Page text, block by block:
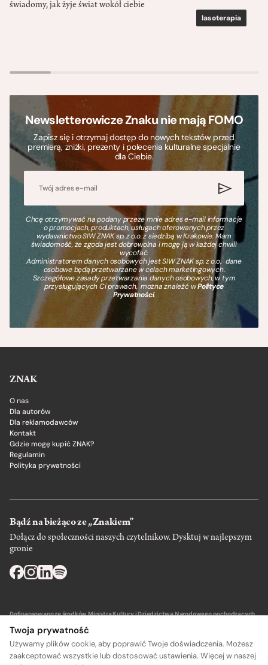
świadomy, jak żyje świat wokół ciebie
lasoterapia
Newsletterowicze Znaku nie mają FOMO
Zapisz się i otrzymaj dostęp do nowych tekstów przed
premierą, zniżki, prezenty i polecenia kulturalne specjalnie
dla Ciebie.
Chcę otrzymywać na podany przeze mnie adres e-mail informacje
o promocjach, produktach, usługach oferowanych przez
wydawnictwo SIW ZNAK sp. z o.o. z siedzibą w Krakowie. Mam
świadomość, że zgoda jest dobrowolna i mogę ją w każdej chwili
wycofać.
Administratorem danych osobowych jest SIW ZNAK sp. z o.o., dane
osobowe będą przetwarzane w celach marketingowych.
Szczegółowe zasady przetwarzania danych osobowych, w tym
przysługujących Ci prawach, można znaleźć wPolityce
Prywatności.
ZNAK
O nas
Dla autorów
Dla reklamodawców
Kontakt
Gdzie mogę kupić ZNAK?
Regulamin
Polityka prywatności
Bądź na bieżąco ze „Znakiem”
Dołącz do społeczności naszych czytelnikow. Dysktuj w najlepszym
gronie
Dofinansowano ze środków Ministra Kultury i Dziedzictwa Narodowego pochodzących
Twoja prywatność
Używamy plików cookie, aby poprawić Twoje doświadczenia. Możesz
zaakceptować wszystkie lub dostosować ustawienia. Więcej w naszej